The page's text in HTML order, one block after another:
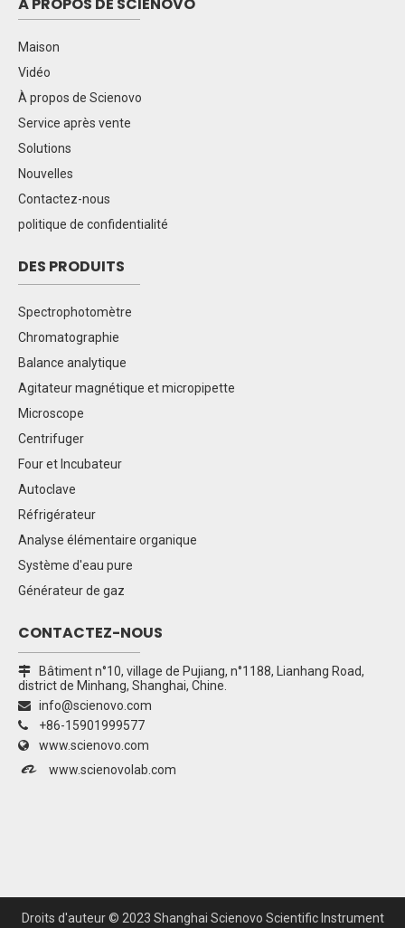
À PROPOS DE SCIÉNOVO
Maison
Vidéo
À propos de Scienovo
Service après vente
Solutions
Nouvelles
Contactez-nous
politique de confidentialité
DES PRODUITS
Spectrophotomètre
Chromatographie
Balance analytique
Agitateur magnétique et micropipette
Microscope
Centrifuger
Four et Incubateur
Autoclave
Réfrigérateur
Analyse élémentaire organique
Système d'eau pure
Générateur de gaz
CONTACTEZ-NOUS
 Bâtiment n°10, village de Pujiang, n°1188, Lianhang Road,
district de Minhang, Shanghai, Chine.
 info@scienovo.com
 +86-15901999577
 www.scienovo.com
 www.scienovolab.com
Droits d'auteur © 2023 Shanghai Scienovo Scientific Instrument